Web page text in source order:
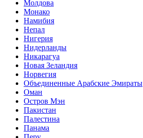
Молдова
Монако
Намибия
Непал
Нигерия
Нидерланды
Никарагуа
Новая Зеландия
Норвегия
Объединенные Арабские Эмираты
Оман
Остров Мэн
Пакистан
Палестина
Панама